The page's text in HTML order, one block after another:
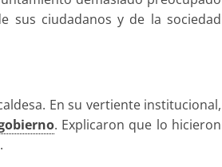
sus ciudadanos y de la sociedad
En su vertiente institucional,
. Explicaron que lo hicieron